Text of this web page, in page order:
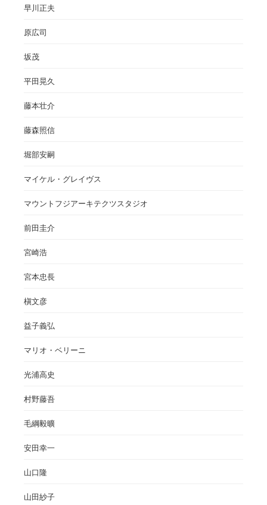
早川正夫
原広司
坂茂
平田晃久
藤本壮介
藤森照信
堀部安嗣
マイケル・グレイヴス
マウントフジアーキテクツスタジオ
前田圭介
宮崎浩
宮本忠長
槇文彦
益子義弘
マリオ・ベリーニ
光浦高史
村野藤吾
毛綱毅曠
安田幸一
山口隆
山田紗子